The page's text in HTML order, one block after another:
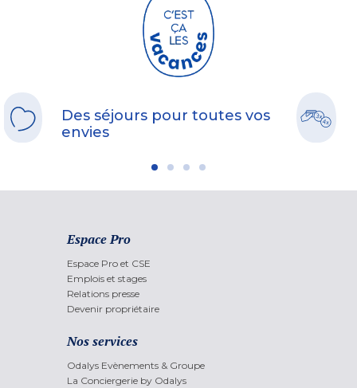
Des séjours pour toutes vos
envies
Espace Pro
Espace Pro et CSE
Emplois et stages
Relations presse
Devenir propriétaire
Nos services
Odalys Evènements & Groupe
La Conciergerie by Odalys